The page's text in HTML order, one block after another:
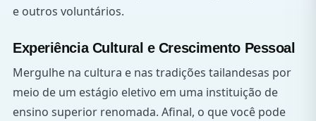
e outros voluntários.
Experiência Cultural e Crescimento Pessoal
Mergulhe na cultura e nas tradições tailandesas por
meio de um estágio eletivo em uma instituição de
ensino superior renomada. Afinal, o que você pode